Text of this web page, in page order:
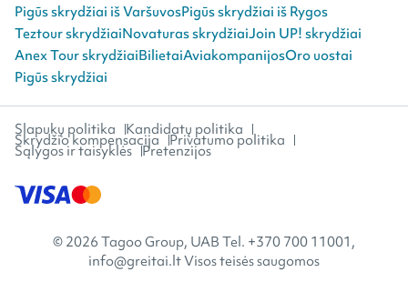
Pigūs skrydžiai iš VaršuvosPigūs skrydžiai iš Rygos
Teztour skrydžiaiNovaturas skrydžiaiJoin UP! skrydžiai
Anex Tour skrydžiaiBilietaiAviakompanijosOro uostai
Pigūs skrydžiai
Slapukų politika Kandidatų politika
Skrydžio kompensacija Privatumo politika
Sąlygos ir taisyklės Pretenzijos
© 2026 Tagoo Group, UAB Tel. +370 700 11001,
info@greitai.lt Visos teisės saugomos